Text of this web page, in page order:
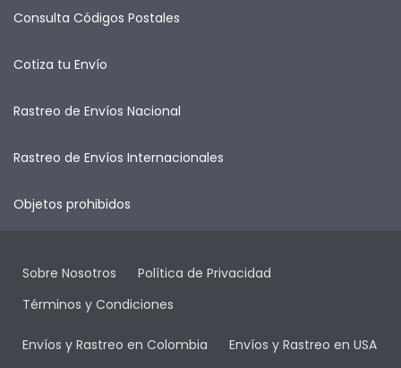
Consulta Códigos Postales
Cotiza tu Envío
Rastreo de Envíos Nacional
Rastreo de Envíos Internacionales
Objetos prohibidos
Sobre Nosotros
Política de Privacidad
Términos y Condiciones
Envíos y Rastreo en Colombia Envíos y Rastreo en USA